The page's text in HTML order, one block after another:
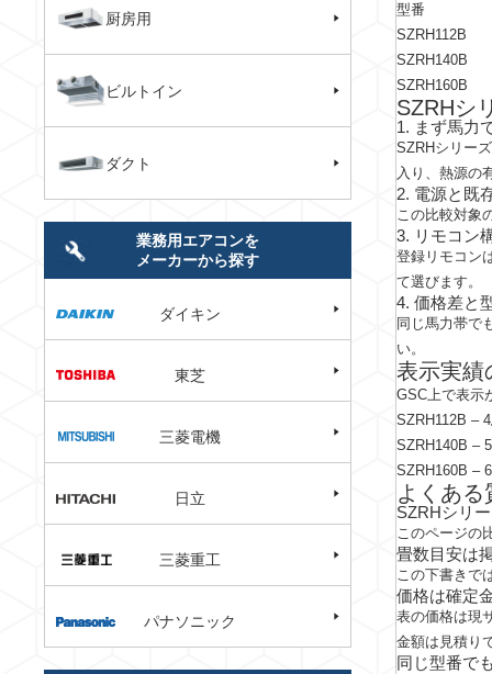
型番
SZRH112B
SZRH140B
SZRH160B
SZRHシ
1. まず馬力
SZRHシリー
入り、熱源の
2. 電源と既
この比較対象
3. リモコン
登録リモコン
て選びます。
4. 価格差と
同じ馬力帯で
い。
表示実績
GSC上で表示
SZRH112B –
SZRH140B –
SZRH160B –
よくある
SZRHシリ
このページの
畳数目安は
この下書きで
価格は確定
表の価格は現
金額は見積り
同じ型番で
厨房用
ビルトイン
ダクト
業務用エアコンを
メーカーから探す
ダイキン
東芝
三菱電機
日立
三菱重工
パナソニック